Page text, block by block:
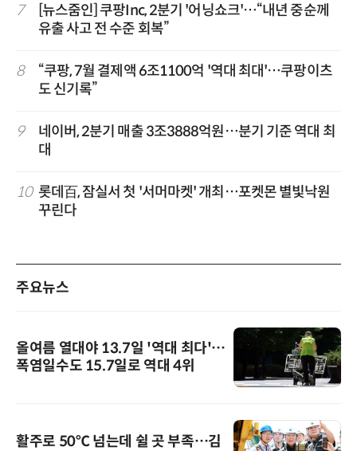
7
[뉴스줌인] 쿠팡Inc, 2분기 '어닝쇼크'…“내년 중순께
유출 사고 전 수준 회복”
8
“쿠팡, 7월 결제액 6조1100억 '역대 최대'…쿠팡이츠
도 신기록”
9
네이버, 2분기 매출 3조3888억원…분기 기준 역대 최
대
10 롯데百, 잠실서 첫 '서머마켓' 개최…포켓몬 별빛낙원
꾸린다
주요뉴스
올여름 열대야 13.7일 '역대 최다'…
폭염일수도 15.7일로 역대 4위
활주로 50℃ 넘는데 쉴 곳 부족…김